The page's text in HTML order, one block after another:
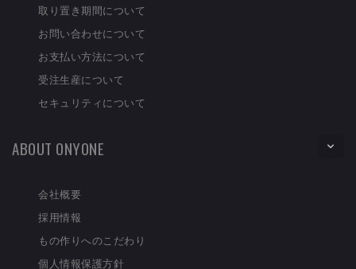
取り置き期間について
お問い合わせについて
お支払い方法について
受注生産について
セキュリティについて
ABOUT ONYONE
会社概要
採用情報
もの作りへのこだわり
個人情報保護方針